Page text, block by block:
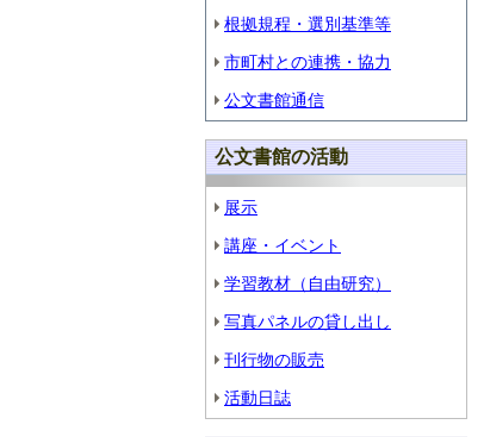
根拠規程・選別基準等
市町村との連携・協力
公文書館通信
公文書館の活動
展示
講座・イベント
学習教材（自由研究）
写真パネルの貸し出し
刊行物の販売
活動日誌